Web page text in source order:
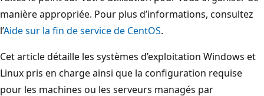
manière appropriée. Pour plus d’informations, consultez
l’Aide sur la fin de service de CentOS.
Cet article détaille les systèmes d’exploitation Windows et
Linux pris en charge ainsi que la configuration requise
pour les machines ou les serveurs managés par